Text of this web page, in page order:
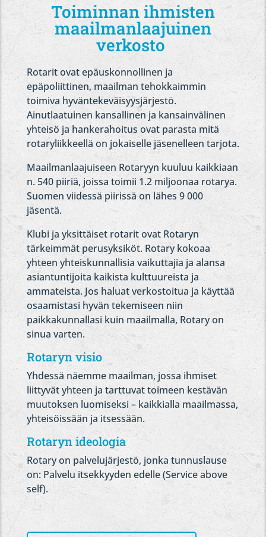
Toiminnan ihmisten
maailmanlaajuinen
verkosto
Rotarit ovat epäuskonnollinen ja
epäpoliittinen, maailman tehokkaimmin
toimiva hyväntekeväisyysjärjestö.
Ainutlaatuinen kansallinen ja kansainvälinen
yhteisö ja hankerahoitus ovat parasta mitä
rotaryliikkeellä on jokaiselle jäsenelleen tarjota.
Maailmanlaajuiseen Rotaryyn kuuluu kaikkiaan
n. 540 piiriä, joissa toimii 1.2 miljoonaa rotarya.
Suomen viidessä piirissä on lähes 9 000
jäsentä.
Klubi ja yksittäiset rotarit ovat Rotaryn
tärkeimmät perusyksiköt. Rotary kokoaa
yhteen yhteiskunnallisia vaikuttajia ja alansa
asiantuntijoita kaikista kulttuureista ja
ammateista. Jos haluat verkostoitua ja käyttää
osaamistasi hyvän tekemiseen niin
paikkakunnallasi kuin maailmalla, Rotary on
sinua varten.
Rotaryn visio
Yhdessä näemme maailman, jossa ihmiset
liittyvät yhteen ja tarttuvat toimeen kestävän
muutoksen luomiseksi – kaikkialla maailmassa,
yhteisöissään ja itsessään.
Rotaryn ideologia
Rotary on palvelujärjestö, jonka tunnuslause
on: Palvelu itsekkyyden edelle (Service above
self).